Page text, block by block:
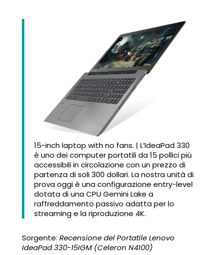
15-inch laptop with no fans. | L’IdeaPad 330
è uno dei computer portatili da 15 pollici più
accessibili in circolazione con un prezzo di
partenza di soli 300 dollari. La nostra unità di
prova oggi è una configurazione entry-level
dotata di una CPU Gemini Lake a
raffreddamento passivo adatta per lo
streaming e la riproduzione 4K.
Sorgente: Recensione del Portatile Lenovo
IdeaPad 330-15IGM (Celeron N4100)